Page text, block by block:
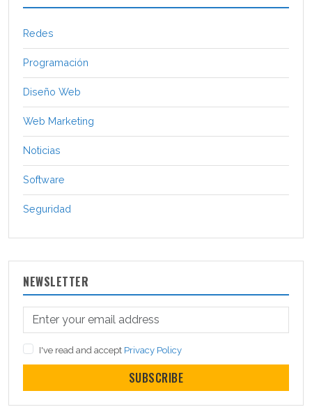
Redes
Programación
Diseño Web
Web Marketing
Noticias
Software
Seguridad
NEWSLETTER
I've read and accept Privacy Policy
SUBSCRIBE